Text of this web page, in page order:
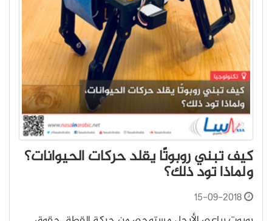
كيف تبني روبوتًا يقلد حركات الحيوانات؟
ولماذا تود ذلك؟
15-09-2018